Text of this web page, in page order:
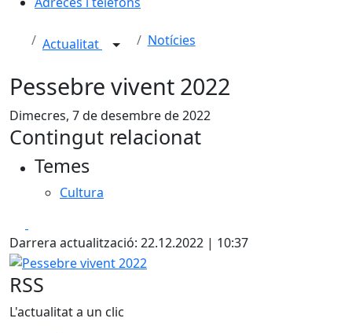
Actualitat Notícies
Pessebre vivent 2022
Dimecres, 7 de desembre de 2022
Contingut relacionat
Temes
Cultura
Darrera actualització: 22.12.2022 | 10:37
Pessebre vivent 2022
RSS
L'actualitat a un clic